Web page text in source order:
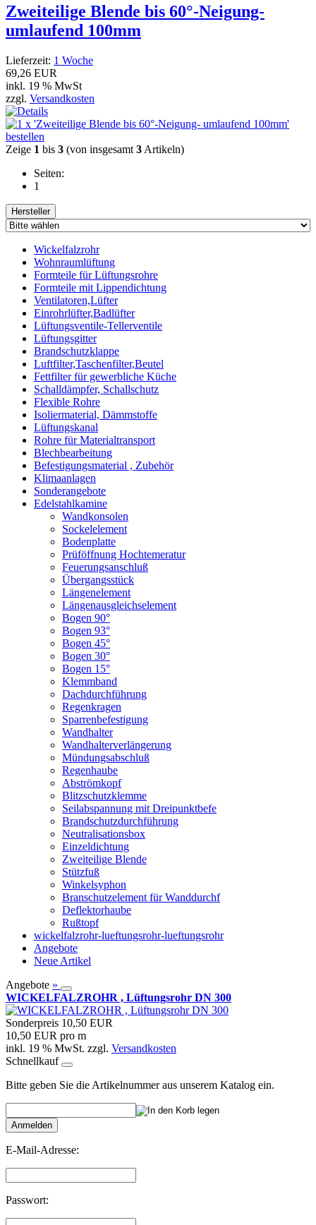
Zweiteilige Blende bis 60°-Neigung-
umlaufend 100mm
Lieferzeit: 1 Woche
69,26 EUR
inkl. 19 % MwSt
zzgl. Versandkosten
Zeige 1 bis 3 (von insgesamt 3 Artikeln)
Seiten:
1
Hersteller
Wickelfalzrohr
Wohnraumlüftung
Formteile für Lüftungsrohre
Formteile mit Lippendichtung
Ventilatoren,Lüfter
Einrohrlüfter,Badlüfter
Lüftungsventile-Tellerventile
Lüftungsgitter
Brandschutzklappe
Luftfilter,Taschenfilter,Beutel
Fettfilter für gewerbliche Küche
Schalldämpfer, Schallschutz
Flexible Rohre
Isoliermaterial, Dämmstoffe
Lüftungskanal
Rohre für Materialtransport
Blechbearbeitung
Befestigungsmaterial , Zubehör
Klimaanlagen
Sonderangebote
Edelstahlkamine
Wandkonsolen
Sockelelement
Bodenplatte
Prüföffnung Hochtemeratur
Feuerungsanschluß
Übergangsstück
Längenelement
Längenausgleichselement
Bogen 90°
Bogen 93°
Bogen 45°
Bogen 30°
Bogen 15°
Klemmband
Dachdurchführung
Regenkragen
Sparrenbefestigung
Wandhalter
Wandhalterverlängerung
Mündungsabschluß
Regenhaube
Abströmkopf
Blitzschutzklemme
Seilabspannung mit Dreipunktbefe
Brandschutzdurchführung
Neutralisationsbox
Einzeldichtung
Zweiteilige Blende
Stützfuß
Winkelsyphon
Branschutzelement für Wanddurchf
Deflektorhaube
Rußtopf
wickelfalzrohr-lueftungsrohr-lueftungsrohr
Angebote
Neue Artikel
Angebote »
WICKELFALZROHR , Lüftungsrohr DN 300
Sonderpreis 10,50 EUR
10,50 EUR pro m
inkl. 19 % MwSt. zzgl. Versandkosten
Schnellkauf
Bitte geben Sie die Artikelnummer aus unserem Katalog ein.
Anmelden
E-Mail-Adresse:
Passwort: